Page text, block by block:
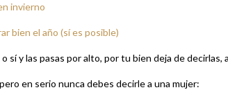
invierno
bien el año (sí es posible)
sí y las pasas por alto, por tu bien deja de
en serio nunca debes decirle a una mujer: